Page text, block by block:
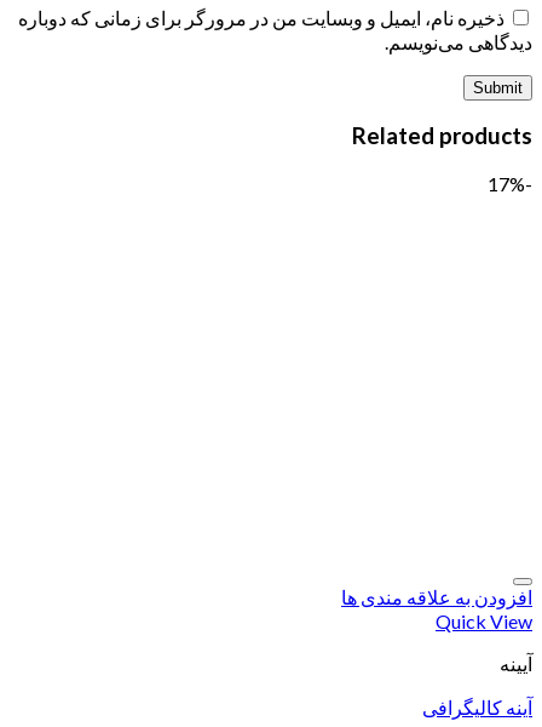
ذخیره نام، ایمیل و وبسایت من در مرورگر برای زمانی که دوباره
دیدگاهی می‌نویسم.
Related products
-17%
افزودن به علاقه مندی ها
Quick View
آیینه
آینه کالیگرافی